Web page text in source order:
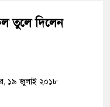
তুলে দিলেন
১৯ জুলাই ২০১৮